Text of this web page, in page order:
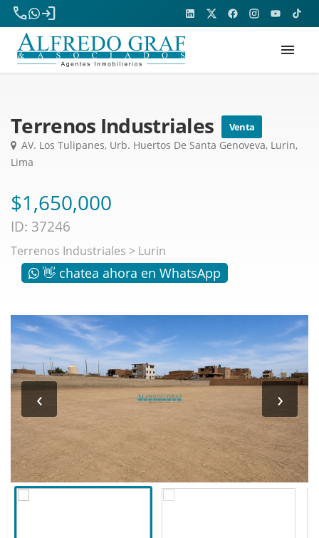
phone
login
menu
Terrenos Industriales Venta
AV. Los Tulipanes, Urb. Huertos De Santa Genoveva, Lurin,
Lima
$1,650,000
ID: 37246
Terrenos Industriales > Lurin
👋 chatea ahora en WhatsApp
‹ ›